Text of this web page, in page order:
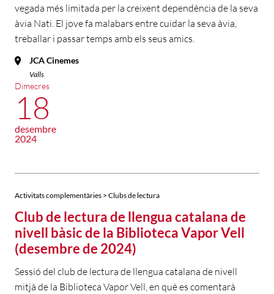
vegada més limitada per la creixent dependència de la seva
àvia Nati. El jove fa malabars entre cuidar la seva àvia,
treballar i passar temps amb els seus amics.
JCA Cinemes
Valls
Dimecres
18
desembre
2024
Activitats complementàries > Clubs de lectura
Club de lectura de llengua catalana de
nivell bàsic de la Biblioteca Vapor Vell
(desembre de 2024)
Sessió del club de lectura de llengua catalana de nivell
mitjà de la Biblioteca Vapor Vell, en què es comentarà